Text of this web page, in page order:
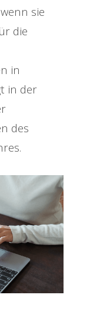
sie
die
in
in der
des